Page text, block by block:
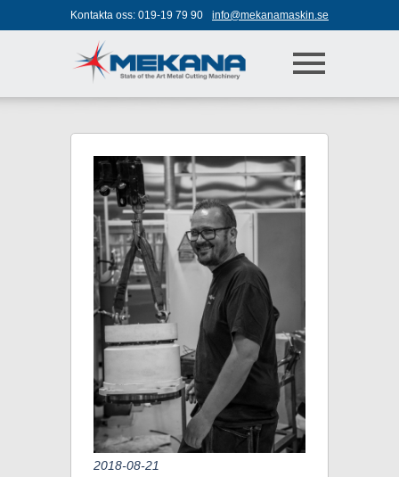
Jump to navigation
Kontakta oss: 019-19 79 90 info@mekanamaskin.se
2018-08-21